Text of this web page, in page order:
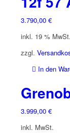
3.790,00 €
inkl. 19 % MwSt.
zzgl.
In den
3.999,00 €
inkl. MwSt.